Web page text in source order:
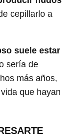
cepillarlo a
suele estar
sería de
más años,
que hayan